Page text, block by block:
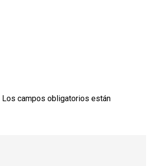
Los campos obligatorios están